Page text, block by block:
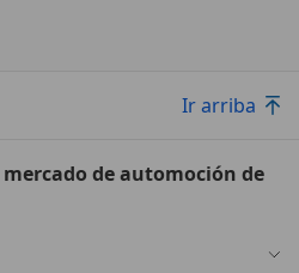
Ir arriba
de automoción de